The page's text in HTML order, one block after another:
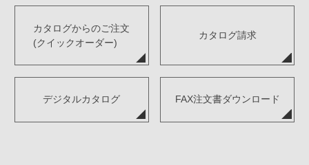
カタログからのご注文
(クイックオーダー)
カタログ請求
デジタルカタログ FAX注文書ダウンロード